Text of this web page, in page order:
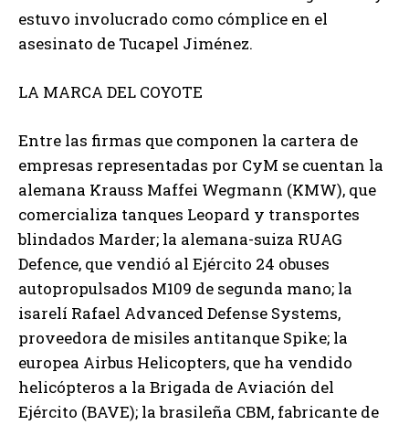
estuvo involucrado como cómplice en el
asesinato de Tucapel Jiménez.
LA MARCA DEL COYOTE
Entre las firmas que componen la cartera de
empresas representadas por CyM se cuentan la
alemana Krauss Maffei Wegmann (KMW), que
comercializa tanques Leopard y transportes
blindados Marder; la alemana-suiza RUAG
Defence, que vendió al Ejército 24 obuses
autopropulsados M109 de segunda mano; la
isarelí Rafael Advanced Defense Systems,
proveedora de misiles antitanque Spike; la
europea Airbus Helicopters, que ha vendido
helicópteros a la Brigada de Aviación del
Ejército (BAVE); la brasileña CBM, fabricante de